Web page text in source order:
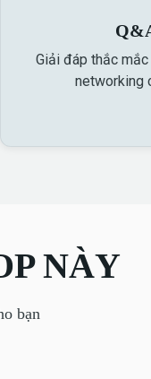
Giải đáp thắc
networking
NÀY
bạn